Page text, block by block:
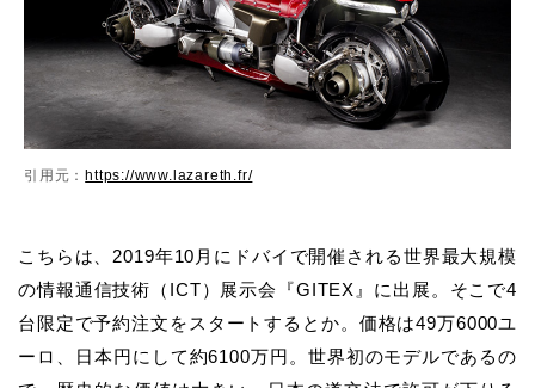
引用元：https://www.lazareth.fr/
こちらは、2019年10月にドバイで開催される世界最⼤規模
の情報通信技術（ICT）展⽰会『GITEX』に出展。そこで4
台限定で予約注文をスタートするとか。価格は49万6000ユ
ーロ、日本円にして約6100万円。世界初のモデルであるの